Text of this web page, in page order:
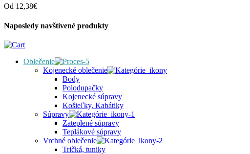
Od 12,38€
Naposledy navštívené produkty
Oblečenie
Kojenecké oblečenie
Body
Polodupačky
Kojenecké súpravy
Košieľky, Kabátiky
Súpravy
Zateplené súpravy
Teplákové súpravy
Vrchné oblečenie
Tričká, tuniky